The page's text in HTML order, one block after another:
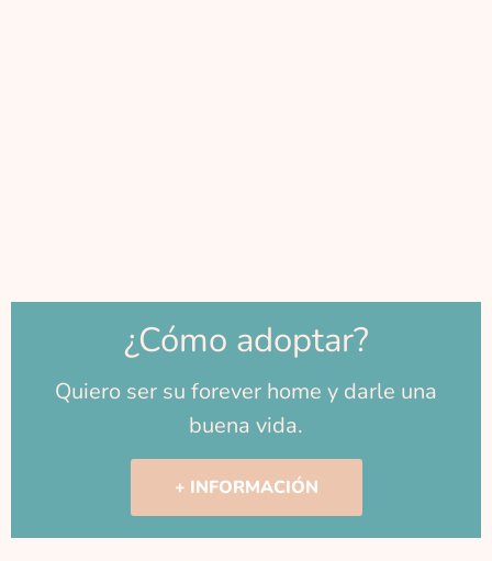
¿Cómo adoptar?
Quiero ser su forever home y darle una
buena vida.
+ INFORMACIÓN